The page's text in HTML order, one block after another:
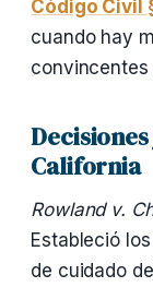
Código Civil
cuando hay
convincentes
California
Rowland v.
Estableció
de cuidado